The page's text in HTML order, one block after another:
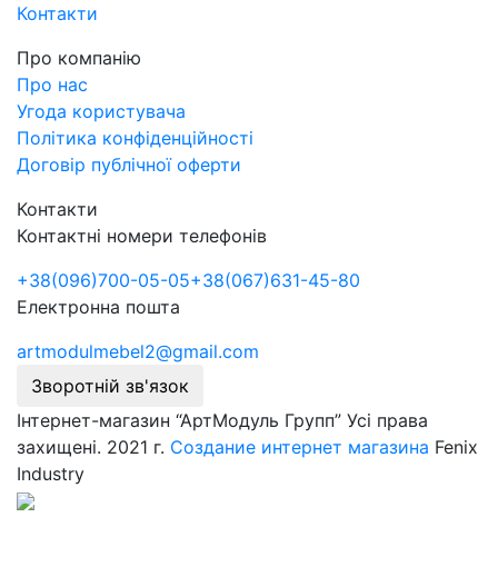
Контакти
Про компанію
Про нас
Угода користувача
Політика конфіденційності
Договір публічної оферти
Контакти
Контактні номери телефонів
+38(096)700-05-05+38(067)631-45-80
Електронна пошта
artmodulmebel2@gmail.com
Зворотній зв'язок
Інтернет-магазин “АртМодуль Групп” Усі права
захищені. 2021 г. Создание интернет магазина Fenix
Industry